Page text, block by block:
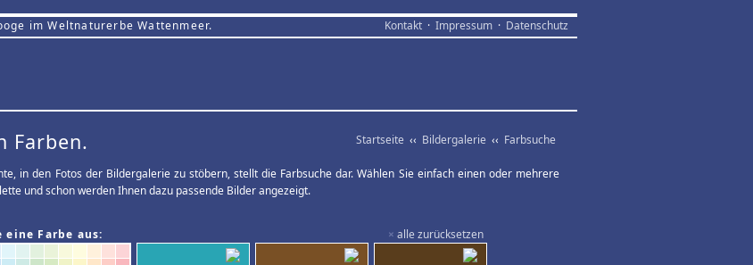
im Weltnaturerbe Wattenmeer. Kontakt · Impressum · Datenschutz
Startseite ‹‹ Bildergalerie ‹‹ Farbsuche
Farben.
in den Fotos der Bildergalerie zu stöbern, stellt die Farbsuche dar. Wählen Sie einfach einen oder mehrere
und schon werden Ihnen dazu passende Bilder angezeigt.
× alle zurücksetzen
Farbe aus: